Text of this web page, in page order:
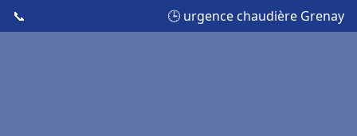
📞 🕒 urgence chaudière Grenay